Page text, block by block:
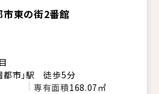
市東の街2番館
都市」駅 徒歩5分
専有面積168.07㎡